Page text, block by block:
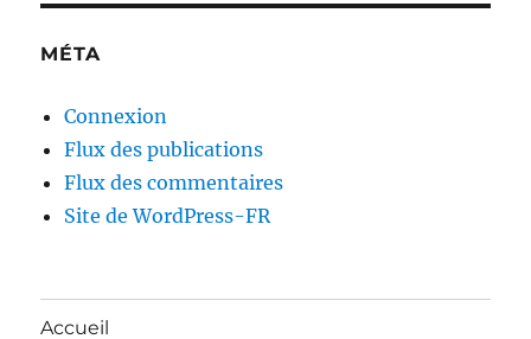
MÉTA
Connexion
Flux des publications
Flux des commentaires
Site de WordPress-FR
Accueil